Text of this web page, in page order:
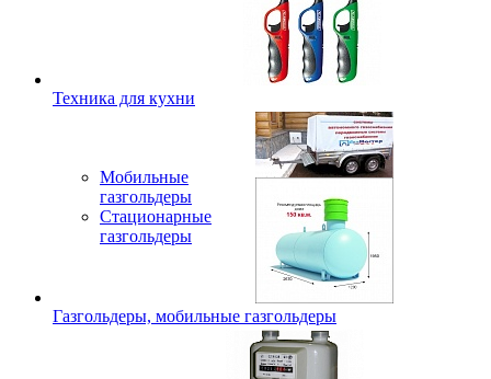
Техника для кухни
Мобильные
газгольдеры
Стационарные
газгольдеры
Газгольдеры, мобильные газгольдеры